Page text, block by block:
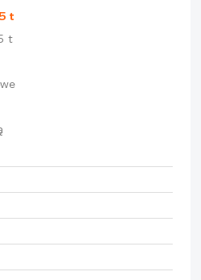
t
t